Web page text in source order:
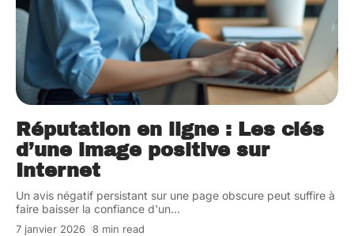
Réputation en ligne : Les clés
d’une image positive sur
Internet
Un avis négatif persistant sur une page obscure peut suffire à
faire baisser la confiance d'un…
7 janvier 2026 8 min read